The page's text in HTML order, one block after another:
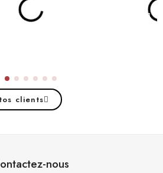
clients
nous